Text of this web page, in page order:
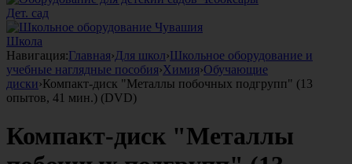
Дет. сад
Школа
Навигация:Главная›Для школ›Школьное оборудование и
учебные наглядные пособия›Химия›Обучающие
диски›Компакт-диск "Металлы побочных подгрупп" (13
опытов, 41 мин.) (DVD)
Компакт-диск "Металлы